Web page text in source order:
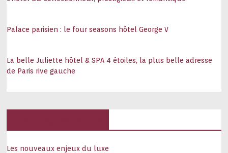
Palace parisien : le four seasons hôtel George V
La belle Juliette hôtel & SPA 4 étoiles, la plus belle adresse
de Paris rive gauche
Les nouveaux enjeux du luxe